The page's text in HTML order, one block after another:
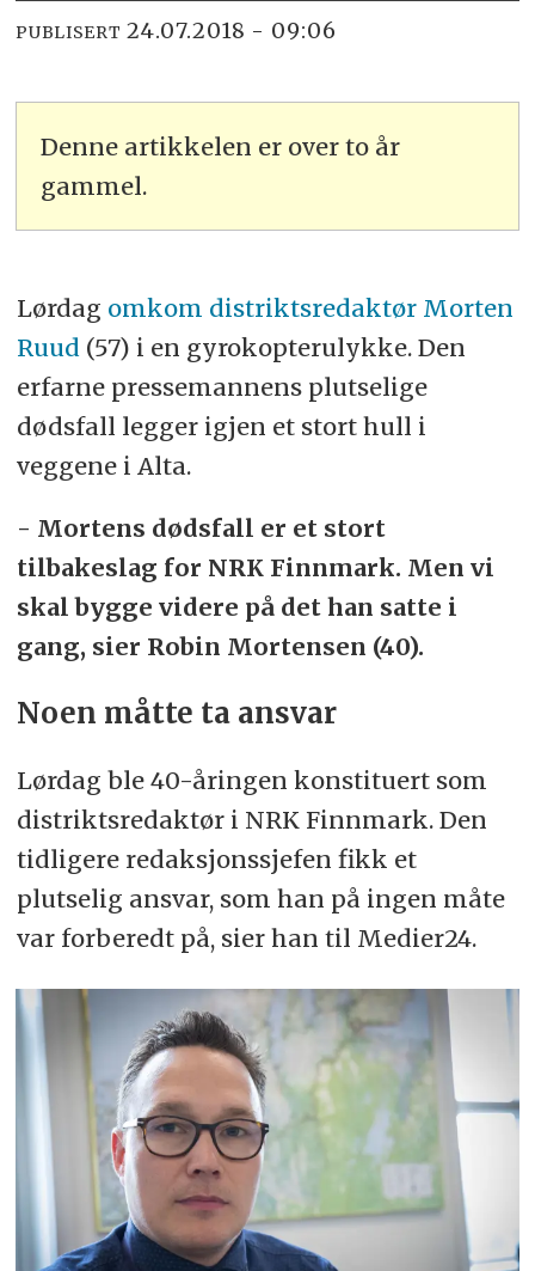
PUBLISERT 24.07.2018 - 09:06
Denne artikkelen er over to år
gammel.
Lørdag omkom distriktsredaktør Morten
Ruud (57) i en gyrokopterulykke. Den
erfarne pressemannens plutselige
dødsfall legger igjen et stort hull i
veggene i Alta.
- Mortens dødsfall er et stort
tilbakeslag for NRK Finnmark. Men vi
skal bygge videre på det han satte i
gang, sier Robin Mortensen (40).
Noen måtte ta ansvar
Lørdag ble 40-åringen konstituert som
distriktsredaktør i NRK Finnmark. Den
tidligere redaksjonssjefen fikk et
plutselig ansvar, som han på ingen måte
var forberedt på, sier han til Medier24.